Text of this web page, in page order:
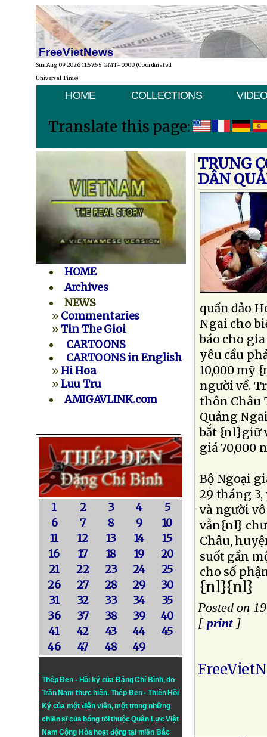
FreeVietNews
Sun Aug 09 2026 11:57:55 GMT+0000 (Coordinated
Universal Time)
HOME COLLECTIONS
Translate this page:
HOME
Archives
NEWS
» Commentaries
»Tin The Gioi
CARTOONS
CARTOONS in English
»Hi Hoa
»Luu Tru
AMIGAVLINK.com
1 2 3 4
5
6
7 8 9
10
11
12 13 14
15
16
17 18 19
20
21
22 23 24
25
26
27 28 29
30
31
32 33 34
35
36
37 38 39
40
41
42 43 44
45
46
47 48 49
Thép Đen - Hồi ký của Đặng Chí Bình, do
Trần Nam thực hiện. Thép Đen- Thiên Hồi
Ký của một điện viên, một trong những
chiến sĩ của bóng tối thuộc Quân Lực Việt
Nam Cộng Hòa hoạt động tại miền Bắc
TRUNG
DÂN
quần đảo
Ngãi cho
báo cho
yêu cầu
10,000 mỹ
người về.
thôn Châu
Quảng
bắt {nl}giữ
giá 70,000
Bộ Ngoại
29 tháng
và người
vẫn{nl}
Châu,
suốt gần
cho số
{nl}{nl}
Posted on
[ print]